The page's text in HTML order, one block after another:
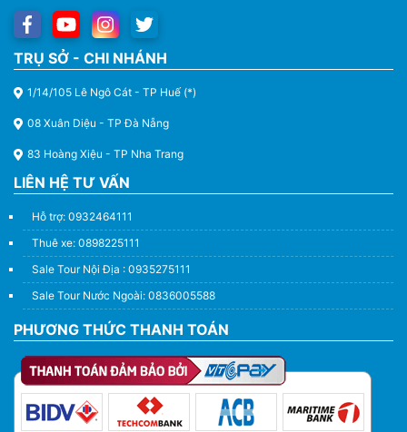
TRỤ SỞ - CHI NHÁNH
1/14/105 Lê Ngô Cát - TP Huế (*)
08 Xuân Diệu - TP Đà Nẵng
83 Hoàng Xiệu - TP Nha Trang
LIÊN HỆ TƯ VẤN
Hỗ trợ: 0932464111
Thuê xe: 0898225111
Sale Tour Nội Địa : 0935275111
Sale Tour Nước Ngoài: 0836005588
PHƯƠNG THỨC THANH TOÁN